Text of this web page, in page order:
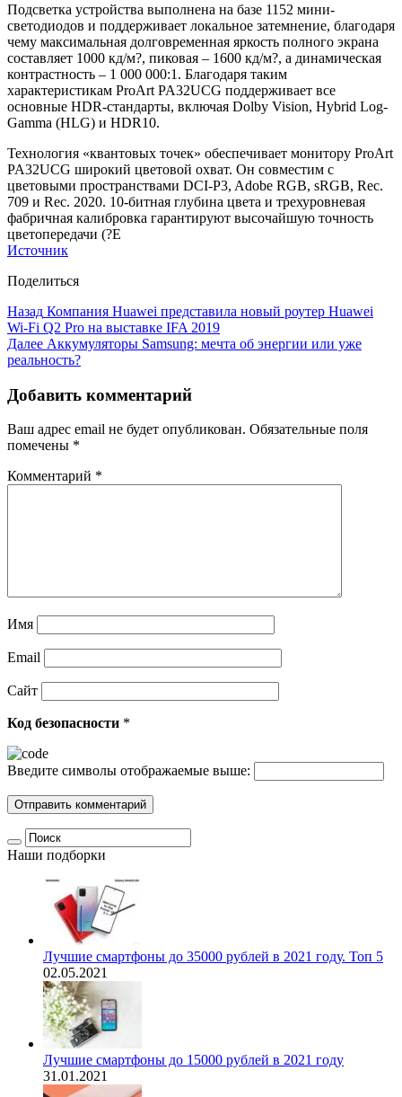
Подсветка устройства выполнена на базе 1152 мини-
светодиодов и поддерживает локальное затемнение, благодаря
чему максимальная долговременная яркость полного экрана
составляет 1000 кд/м?, пиковая – 1600 кд/м?, а динамическая
контрастность – 1 000 000:1. Благодаря таким
характеристикам ProArt PA32UCG поддерживает все
основные HDR-стандарты, включая Dolby Vision, Hybrid Log-
Gamma (HLG) и HDR10.
Технология «квантовых точек» обеспечивает монитору ProArt
PA32UCG широкий цветовой охват. Он совместим с
цветовыми пространствами DCI-P3, Adobe RGB, sRGB, Rec.
709 и Rec. 2020. 10-битная глубина цвета и трехуровневая
фабричная калибровка гарантируют высочайшую точность
цветопередачи (?E
Источник
Поделиться
Назад Компания Huawei представила новый роутер Huawei
Wi-Fi Q2 Pro на выставке IFA 2019
Далее Аккумуляторы Samsung: мечта об энергии или уже
реальность?
Добавить комментарий
Ваш адрес email не будет опубликован. Обязательные поля
помечены *
Комментарий *
Имя
Email
Сайт
Код безопасности *
Введите символы отображаемые выше:
Наши подборки
Лучшие смартфоны до 35000 рублей в 2021 году. Топ 5
02.05.2021
Лучшие смартфоны до 15000 рублей в 2021 году
31.01.2021